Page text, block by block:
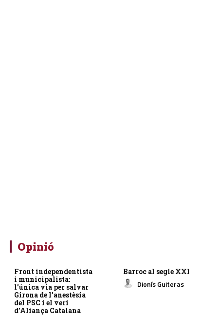
Opinió
Front independentista
i municipalista:
l’única via per salvar
Girona de l’anestèsia
del PSC i el verí
d’Aliança Catalana
Barroc al segle XXI
Dionís Guiteras